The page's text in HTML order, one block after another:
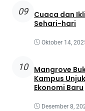
09
Cuaca dan
Sehari-hari
Oktober 14,
10
Mangrove
Kampus
Ekonomi Baru
Desember 8,